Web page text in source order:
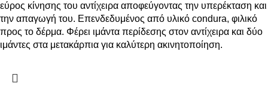
εύρος κίνησης του αντίχειρα αποφεύγοντας την υπερέκταση και
την απαγωγή του. Επενδεδυμένος από υλικό condura, φιλικό
προς το δέρμα. Φέρει ιμάντα περίδεσης στον αντίχειρα και δύο
ιμάντες στα μετακάρπια για καλύτερη ακινητοποίηση.